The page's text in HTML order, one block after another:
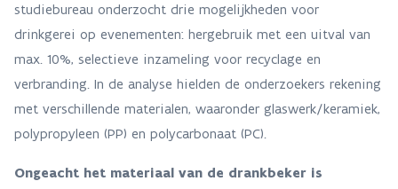
studiebureau onderzocht drie mogelijkheden voor
drinkgerei op evenementen: hergebruik met een uitval van
max. 10%, selectieve inzameling voor recyclage en
verbranding. In de analyse hielden de onderzoekers rekening
met verschillende materialen, waaronder glaswerk/keramiek,
polypropyleen (PP) en polycarbonaat (PC).
Ongeacht het materiaal van de drankbeker is